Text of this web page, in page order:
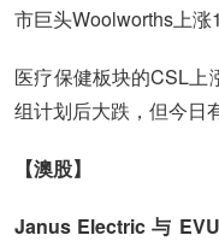
市巨头Woolworths上涨
医疗保健板块的CSL上
组计划后大跌，但今日
【澳股】
Janus Electric 与